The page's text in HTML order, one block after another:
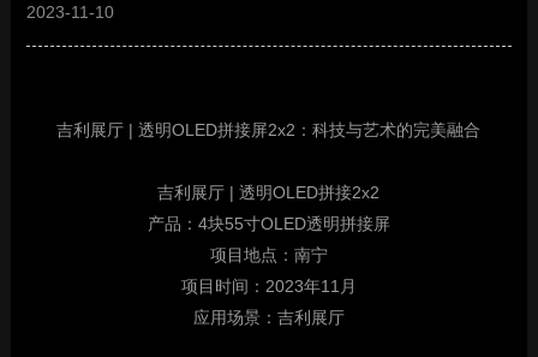
2023-11-10
吉利展厅 | 透明OLED拼接屏2x2：科技与艺术的完美融合
吉利展厅 | 透明OLED拼接2x2
产品：4块55寸OLED透明拼接屏
项目地点：南宁
项目时间：2023年11月
应用场景：吉利展厅